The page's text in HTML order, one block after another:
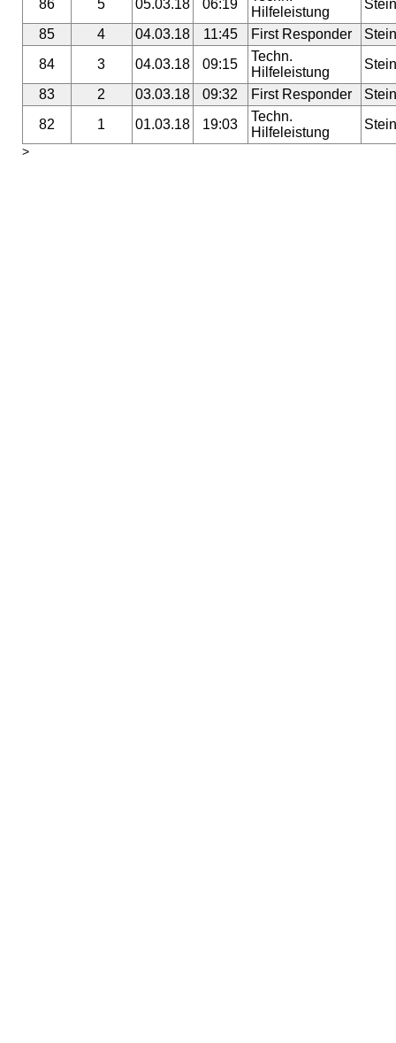
86 5 05.03.18 06:19
Hilfeleistung
Stein
85
4 04.03.18 11:45 First Responder
Stein
84
3 04.03.18 09:15
Techn.
Hilfeleistung
Stein
83
2 03.03.18 09:32 First Responder
Stein
82
1 01.03.18 19:03
Techn.
Hilfeleistung
Stein
>